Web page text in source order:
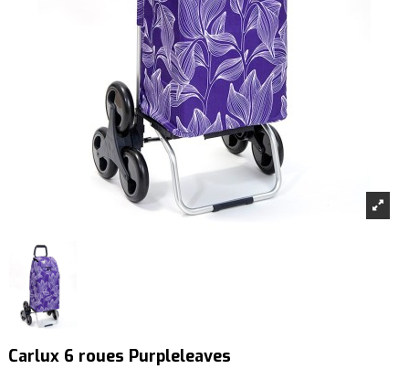
Carlux 6 roues Purpleleaves